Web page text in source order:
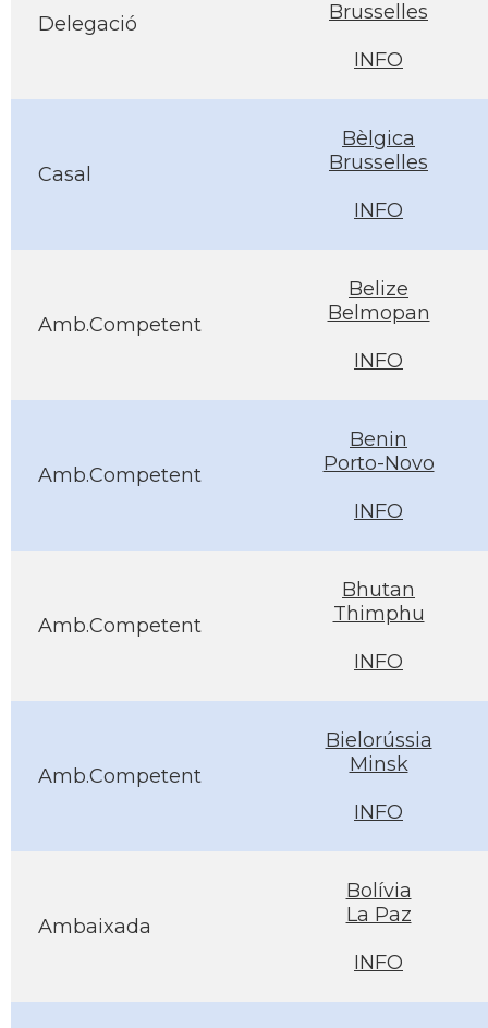
Delegació
Brusselles
INFO
Casal
Bèlgica
Brusselles
INFO
Amb.Competent
Belize
Belmopan
INFO
Amb.Competent
Benin
Porto-Novo
INFO
Amb.Competent
Bhutan
Thimphu
INFO
Amb.Competent
Bielorússia
Minsk
INFO
Ambaixada
Bolívia
La Paz
INFO